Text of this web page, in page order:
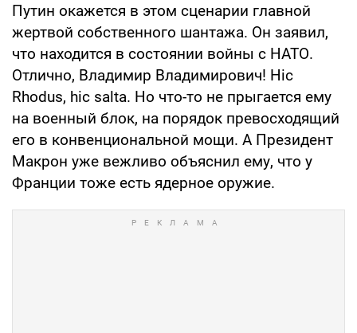
Путин окажется в этом сценарии главной
жертвой собственного шантажа. Он заявил,
что находится в состоянии войны с НАТО.
Отлично, Владимир Владимирович! Hic
Rhodus, hic salta. Но что-то не прыгается ему
на военный блок, на порядок превосходящий
его в конвенциональной мощи. А Президент
Макрон уже вежливо объяснил ему, что у
Франции тоже есть ядерное оружие.